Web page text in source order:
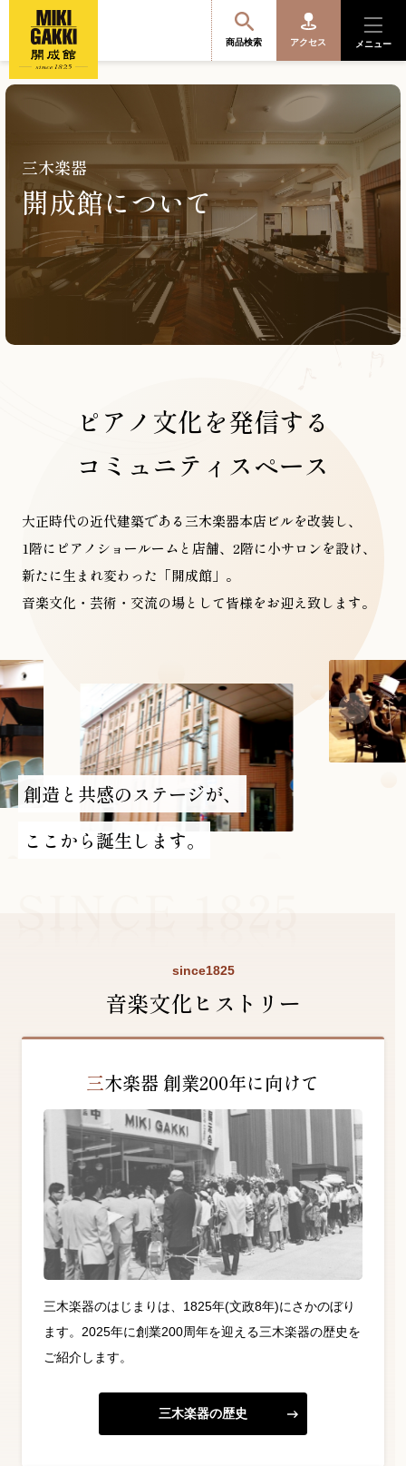
商品検索 アクセス メニュー
便利なサービス
開成館を知る
音楽教室・イベント情報
お問い合わせ総合窓口
06-6252-0432
受付時間 10:00～19:00 (水曜定休)
発信する
大阪・本町のピアノ専門店
三木楽器 開成館
〒541-0057
大阪府大阪市中央区北久宝寺町3丁目3−4
三木楽器
開成館について
ピアノ文化を発信する
コミュニティスペース
大正時代の近代建築である三木楽器本店ビルを改装し、
1階にピアノショールームと店舗、2階に小サロンを設け、
新たに生まれ変わった「開成館」。
音楽文化・芸術・交流の場として皆様をお迎え致します。
創造と共感のステージが、
ここから誕生します。
since1825
音楽文化ヒストリー
三木楽器 創業200年に向けて
三木楽器のはじまりは、1825年(文政8年)にさかのぼり
ます。2025年に創業200周年を迎える三木楽器の歴史を
ご紹介します。
三木楽器の歴史